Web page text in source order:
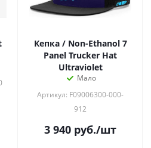
Кепка / Non-Ethanol 7
Panel Trucker Hat
Ultraviolet
Мало
Артикул: F09006300-000-
912
3 940 руб./шт